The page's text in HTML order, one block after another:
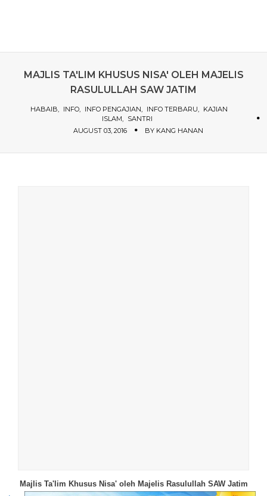
MAJLIS TA'LIM KHUSUS NISA' OLEH MAJELIS
RASULULLAH SAW JATIM
HABAIB INFO INFO PENGAJIAN INFO TERBARU
KAJIAN
ISLAM
SANTRI
AUGUST 03, 2016
BY KANG HANAN
Majlis Ta'lim Khusus Nisa' oleh Majelis Rasulullah SAW Jatim